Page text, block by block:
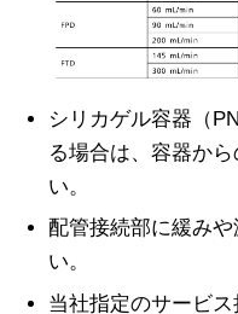
シリカゲル容器（
る場合は、容器か
い。
配管接続部に緩み
い。
当社指定のサービ